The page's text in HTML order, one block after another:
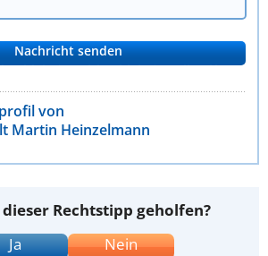
von
Martin Heinzelmann
Rechtstipp geholfen?
Ja
Nein